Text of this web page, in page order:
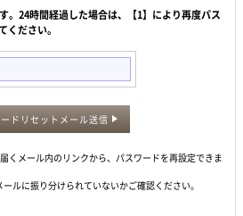
。24時間経過した場合は、【1】により再度パス
ください。
ドリセットメール送信
メール内のリンクから、パスワードを再設定できま
ルに振り分けられていないかご確認ください。